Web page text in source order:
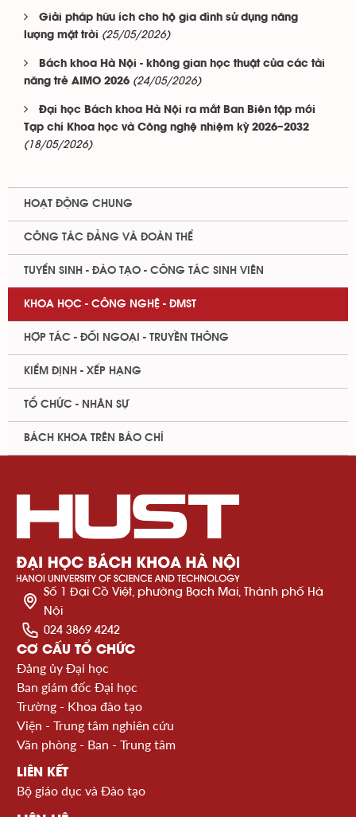
Giải pháp hữu ích cho hộ gia đình sử dụng năng
lượng mặt trời (25/05/2026)
Bách khoa Hà Nội - không gian học thuật của các tài
năng trẻ AIMO 2026 (24/05/2026)
Đại học Bách khoa Hà Nội ra mắt Ban Biên tập mới
Tạp chí Khoa học và Công nghệ nhiệm kỳ 2026–2032
(18/05/2026)
HOẠT ĐỘNG CHUNG
CÔNG TÁC ĐẢNG VÀ ĐOÀN THỂ
TUYỂN SINH - ĐÀO TẠO - CÔNG TÁC SINH VIÊN
KHOA HỌC - CÔNG NGHỆ - ĐMST
HỢP TÁC - ĐỐI NGOẠI - TRUYỀN THÔNG
KIỂM ĐỊNH - XẾP HẠNG
TỔ CHỨC - NHÂN SỰ
BÁCH KHOA TRÊN BÁO CHÍ
Số 1 Đại Cồ Việt, phường Bạch Mai, Thành phố Hà
Nội
024 3869 4242
CƠ CẤU TỔ CHỨC
Đảng ủy Đại học
Ban giám đốc Đại học
Trường - Khoa đào tạo
Viện - Trung tâm nghiên cứu
Văn phòng - Ban - Trung tâm
LIÊN KẾT
Bộ giáo dục và Đào tạo